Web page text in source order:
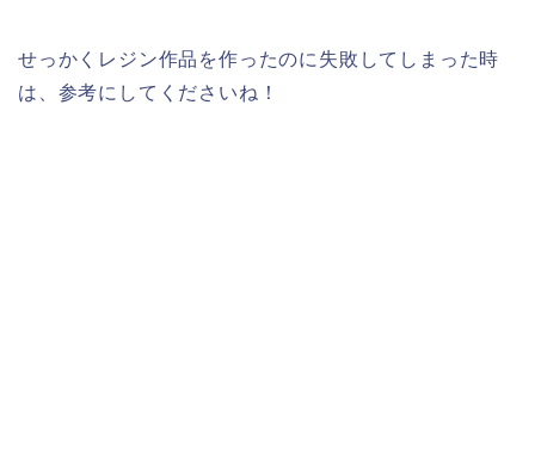
せっかくレジン作品を作ったのに失敗してしまった時
は、参考にしてくださいね！